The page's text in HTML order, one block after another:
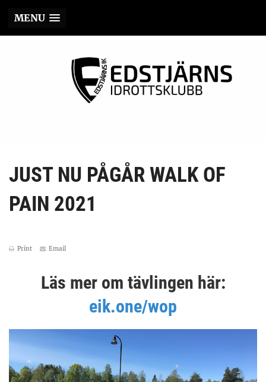
MENU
JUST NU PÅGÅR WALK OF
PAIN 2021
Print Email
Läs mer om tävlingen här:
eik.one/wop